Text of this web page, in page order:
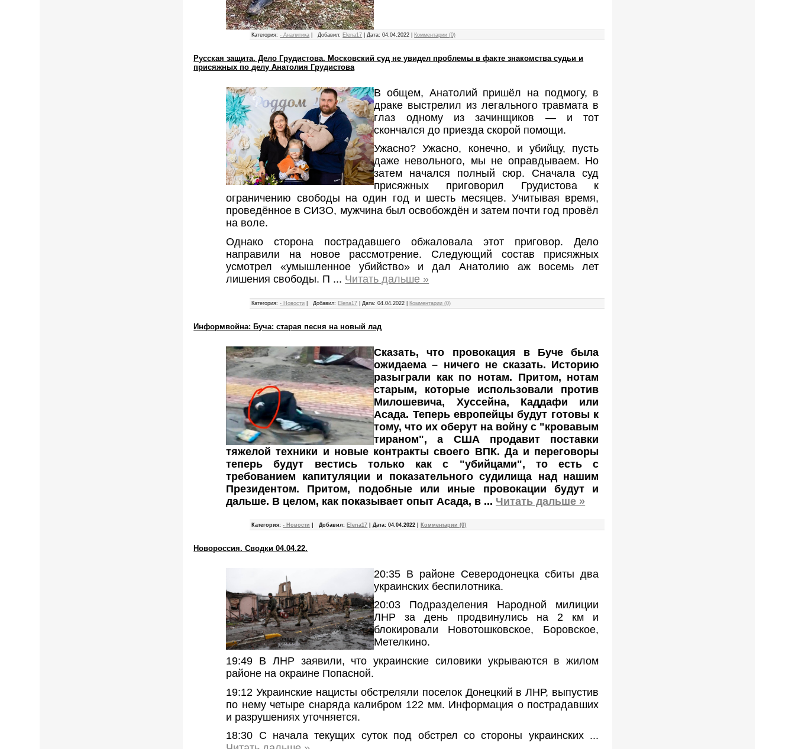
Категория: - Аналитика Добавил: Elena17 Дата: 04.04.2022 Комментарии (0)
Русская защита. Дело Грудистова. Московский суд не увидел проблемы в факте знакомства судьи и
присяжных по делу Анатолия Грудистова
В общем, Анатолий пришёл на подмогу, в
драке выстрелил из легального травмата в
глаз одному из зачинщиков — и тот
скончался до приезда скорой помощи.
Ужасно? Ужасно, конечно, и убийцу, пусть
даже невольного, мы не оправдываем. Но
затем начался полный сюр. Сначала суд
присяжных приговорил Грудистова к
ограничению свободы на один год и шесть месяцев. Учитывая время,
проведённое в СИЗО, мужчина был освобождён и затем почти год провёл
на воле.
Однако сторона пострадавшего обжаловала этот приговор. Дело
направили на новое рассмотрение. Следующий состав присяжных
усмотрел «умышленное убийство» и дал Анатолию аж восемь лет
лишения свободы. П ... Читать дальше »
Категория: - Новости Добавил: Elena17 Дата: 04.04.2022 Комментарии (0)
Информвойна: Буча: старая песня на новый лад
Сказать, что провокация в Буче была
ожидаема – ничего не сказать. Историю
разыграли как по нотам. Притом, нотам
старым, которые использовали против
Милошевича, Хуссейна, Каддафи или
Асада. Теперь европейцы будут готовы к
тому, что их оберут на войну с "кровавым
тираном", а США продавит поставки
тяжелой техники и новые контракты своего ВПК. Да и переговоры
теперь будут вестись только как с "убийцами", то есть с
требованием капитуляции и показательного судилища над нашим
Президентом. Притом, подобные или иные провокации будут и
дальше. В целом, как показывает опыт Асада, в ... Читать дальше »
Категория: - Новости Добавил: Elena17 |Дата: 04.04.2022 Комментарии (0)
Новороссия. Сводки 04.04.22.
20:35 В районе Северодонецка сбиты два
украинских беспилотника.
20:03 Подразделения Народной милиции
ЛНР за день продвинулись на 2 км и
блокировали Новотошковское, Боровское,
Метелкино.
19:49 В ЛНР заявили, что украинские силовики укрываются в жилом
районе на окраине Попасной.
19:12 Украинские нацисты обстреляли поселок Донецкий в ЛНР, выпустив
по нему четыре снаряда калибром 122 мм. Информация о пострадавших
и разрушениях уточняется.
18:30 С начала текущих суток под обстрел со стороны украинских ...